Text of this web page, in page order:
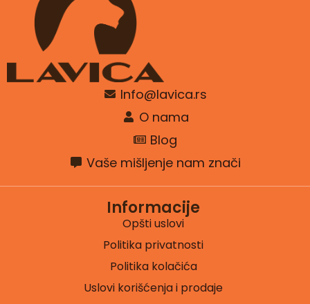
Info@lavica.rs
O nama
Blog
Vaše mišljenje nam znači
Informacije
Opšti uslovi
Politika privatnosti
Politika kolačića
Uslovi korišćenja i prodaje